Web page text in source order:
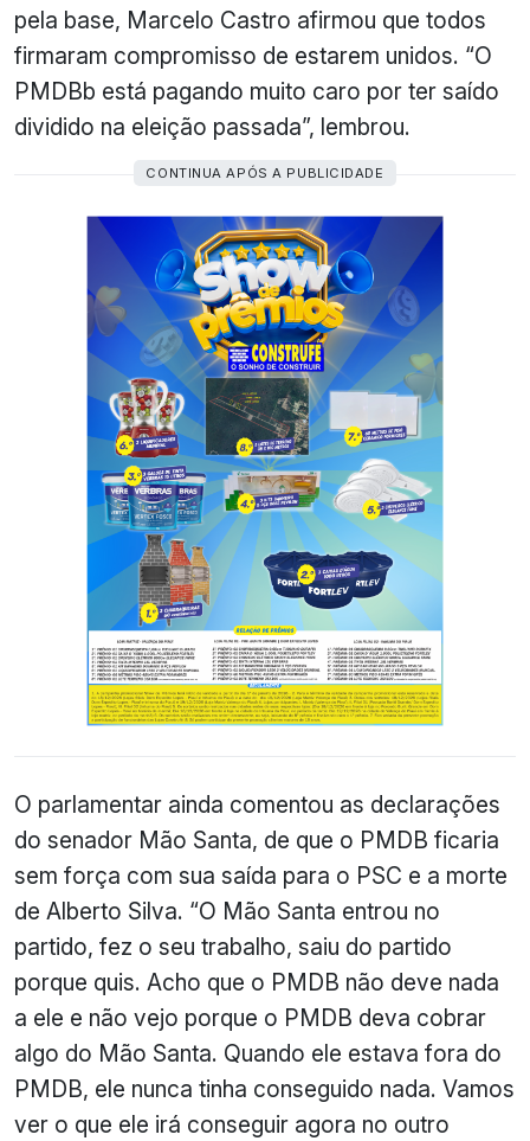
pela base, Marcelo Castro afirmou que todos
firmaram compromisso de estarem unidos. “O
PMDBb está pagando muito caro por ter saído
dividido na eleição passada”, lembrou.
CONTINUA APÓS A PUBLICIDADE
O parlamentar ainda comentou as declarações
do senador Mão Santa, de que o PMDB ficaria
sem força com sua saída para o PSC e a morte
de Alberto Silva. “O Mão Santa entrou no
partido, fez o seu trabalho, saiu do partido
porque quis. Acho que o PMDB não deve nada
a ele e não vejo porque o PMDB deva cobrar
algo do Mão Santa. Quando ele estava fora do
PMDB, ele nunca tinha conseguido nada. Vamos
ver o que ele irá conseguir agora no outro